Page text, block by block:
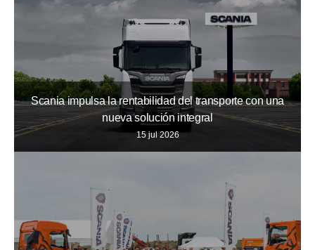
Scania impulsa la rentabilidad del transporte con una
nueva solución integral
15 jul 2026